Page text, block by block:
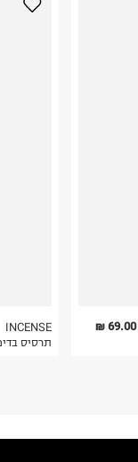
INCENSE
תרסיס בדים
69.00 ₪